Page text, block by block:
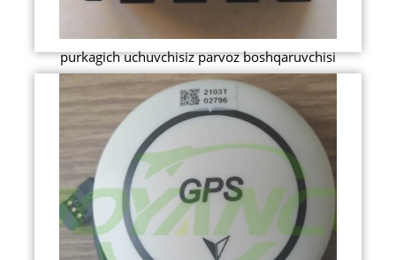
purkagich uchuvchisiz parvoz boshqaruvchisi